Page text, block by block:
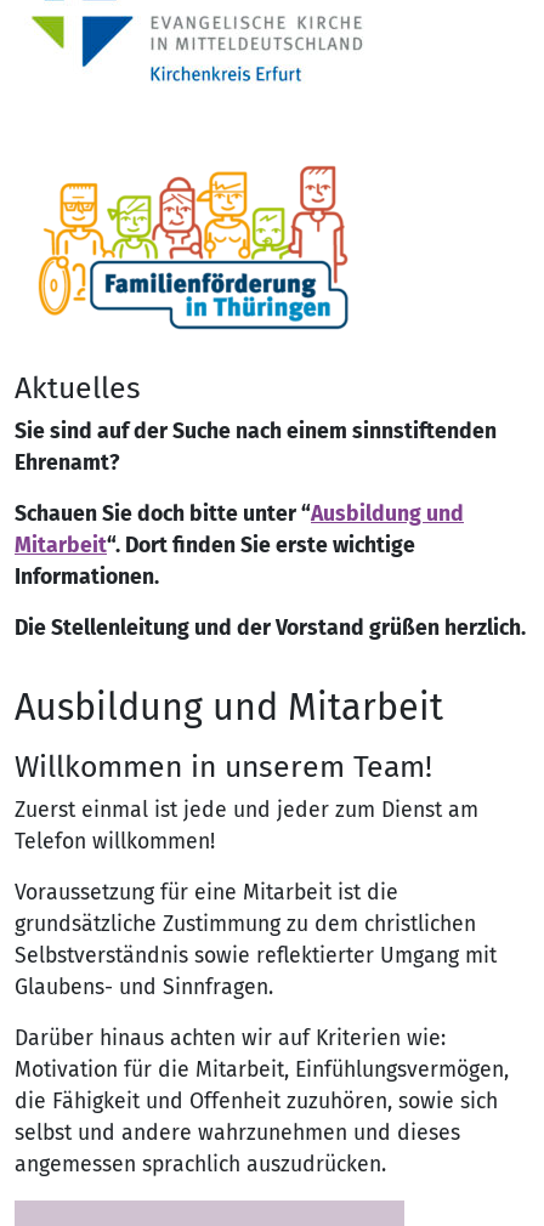
Aktuelles
Sie sind auf der Suche nach einem sinnstiftenden
Ehrenamt?
Schauen Sie doch bitte unter “Ausbildung und
Mitarbeit“. Dort finden Sie erste wichtige
Informationen.
Die Stellenleitung und der Vorstand grüßen herzlich.
Ausbildung und Mitarbeit
Willkommen in unserem Team!
Zuerst einmal ist jede und jeder zum Dienst am
Telefon willkommen!
Voraussetzung für eine Mitarbeit ist die
grundsätzliche Zustimmung zu dem christlichen
Selbstverständnis sowie reflektierter Umgang mit
Glaubens- und Sinnfragen.
Darüber hinaus achten wir auf Kriterien wie:
Motivation für die Mitarbeit, Einfühlungsvermögen,
die Fähigkeit und Offenheit zuzuhören, sowie sich
selbst und andere wahrzunehmen und dieses
angemessen sprachlich auszudrücken.